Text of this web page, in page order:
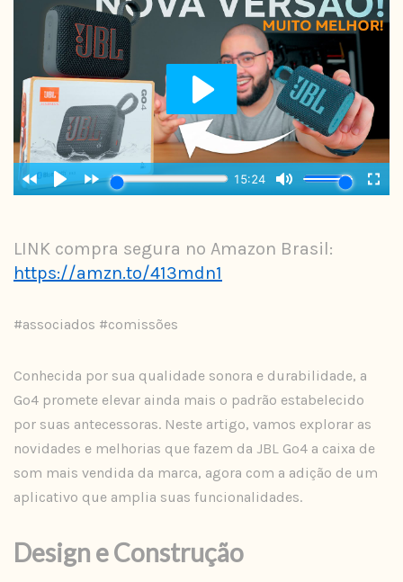
LINK compra segura no Amazon Brasil:
https://amzn.to/413mdn1
#associados #comissões
Conhecida por sua qualidade sonora e durabilidade, a
Go4 promete elevar ainda mais o padrão estabelecido
por suas antecessoras. Neste artigo, vamos explorar as
novidades e melhorias que fazem da JBL Go4 a caixa de
som mais vendida da marca, agora com a adição de um
aplicativo que amplia suas funcionalidades.
Design e Construção